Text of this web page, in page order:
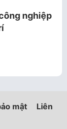
nghiệp
mật
Liên